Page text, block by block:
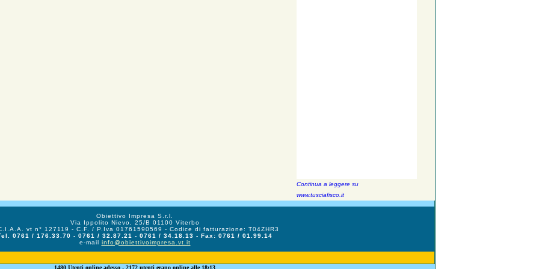
Continua a leggere su
www.tusciafisco.it
Obiettivo Impresa S.r.l.
Via Ippolito Nievo, 25/B 01100 Viterbo
vt n° 127119 - C.F. / P.Iva 01761590569 - Codice di fatturazione: T04ZHR3
0761 / 176.33.70 - 0761 / 32.87.21 - 0761 / 34.18.13 - Fax: 0761 / 01.99.14
e-mail info@obiettivoimpresa.vt.it
1480 Utenti online adesso - 2172 utenti erano online alle 18:13